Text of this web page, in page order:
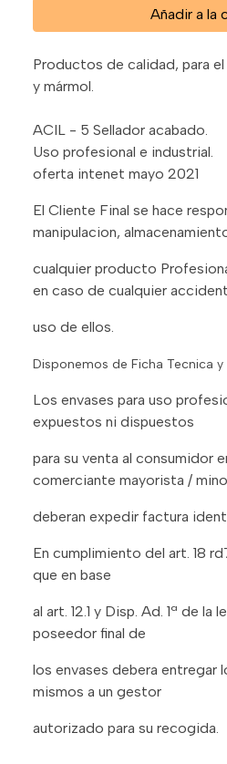
Añadir a la
Productos de calidad, para
y mármol.
ACIL - 5 Sellador acabado.
Uso profesional e industrial.
oferta intenet mayo 2021
El Cliente Final se hace
manipulacion,
cualquier producto
en caso de cualquier
uso de ellos.
Disponemos de Ficha Tecnica y
Los envases para uso
expuestos ni dispuestos
para su venta al consumidor
comerciante mayorista /
deberan expedir factura
En cumplimiento del art. 18
que en base
al art. 12.1 y Disp. Ad. 1ª de la
poseedor final de
los envases debera entregar
mismos a un gestor
autorizado para su recogida.